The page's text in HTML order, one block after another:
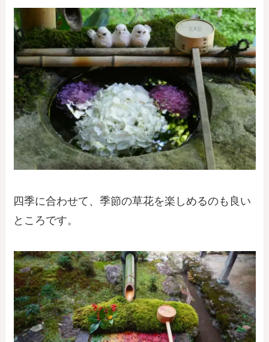
四季に合わせて、季節の草花を楽しめるのも良い
ところです。